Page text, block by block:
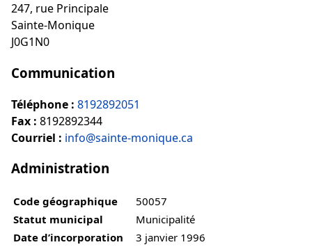
247, rue Principale
Sainte-Monique
J0G1N0
Communication
Téléphone : 8192892051
Fax : 8192892344
Courriel : info@sainte-monique.ca
Administration
Code géographique
50057
Statut municipal
Municipalité
Date d’incorporation
3 janvier 1996